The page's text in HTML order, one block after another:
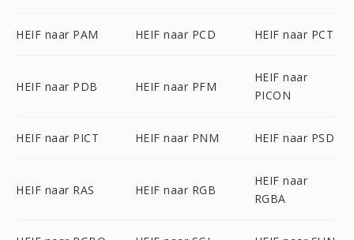
HEIF naar PAM HEIF naar PCD HEIF naar PCT
HEIF naar PDB HEIF naar PFM
HEIF naar
PICON
HEIF naar PICT HEIF naar PNM HEIF naar PSD
HEIF naar RAS HEIF naar RGB
HEIF naar
RGBA